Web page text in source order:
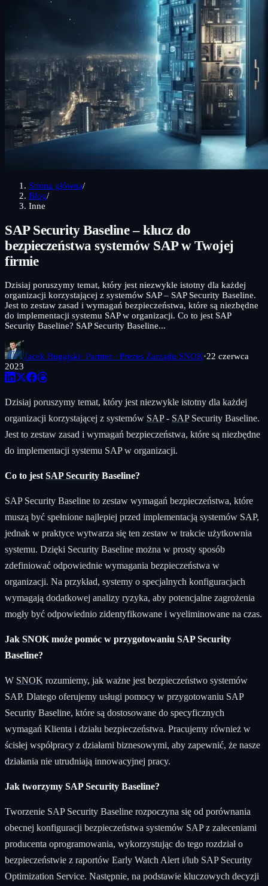
Strona główna/
Blog/
Inne
SAP Security Baseline – klucz do
bezpieczeństwa systemów SAP w Twojej
firmie
Dzisiaj poruszymy temat, który jest niezwykle istotny dla każdej
organizacji korzystającej z systemów SAP – SAP Security Baseline.
Jest to zestaw zasad i wymagań bezpieczeństwa, które są niezbędne
do implementacji systemu SAP w organizacji. Co to jest SAP
Security Baseline? SAP Security Baseline...
Jacek Bugajski· Partner · Prezes Zarządu SNOK·22 czerwca
2023
Dzisiaj poruszymy temat, który jest niezwykle istotny dla każdej
organizacji korzystającej z systemów SAP- SAPSecurity Baseline.
Jest to zestaw zasad i wymagań bezpieczeństwa, które są niezbędne
do implementacji systemu SAP w organizacji.
Co to jest SAP Security Baseline?
SAP Security Baseline to zestaw wymagań bezpieczeństwa, które
muszą być spełnione najlepiej przed implementacją systemów SAP,
jednak w praktyce wytwarza się ten zestaw w trakcie użytkownia
systemu. Dzięki Security Baseline można w prosty sposób
zdefiniować odpowiednie wymagania bezpieczeństwa w
organizacji. Na przykład, systemy o specjalnych konfiguracjach
wymagają dodatkowej analizy ryzyka, aby potencjalne zagrożenia
mogły być odpowiednio zidentyfikowane i wyeliminowane na czas.
Jak SNOK może pomóc w przygotowaniu SAP Security
Baseline?
W SNOK rozumiemy, jak ważne jest bezpieczeństwo systemów
SAP. Dlatego oferujemy usługi pomocy w przygotowaniu SAP
Security Baseline, które są dostosowane do specyficznych
wymagań Klienta i działu bezpieczeństwa. Pracujemy również w
ścisłej współpracy z działami biznesowymi, aby zapewnić, że nasze
działania nie utrudniają innowacyjnej pracy.
Jak tworzymy SAP Security Baseline?
Tworzenie SAP Security Baseline rozpoczyna się od porównania
obecnej konfiguracji bezpieczeństwa systemów SAP z zaleceniami
producenta oprogramowania, wykorzystując do tego rozdział o
bezpieczeństwie z raportów Early Watch Alert i/lub SAP Security
Optimization Service. Następnie, na podstawie kluczowych decyzji